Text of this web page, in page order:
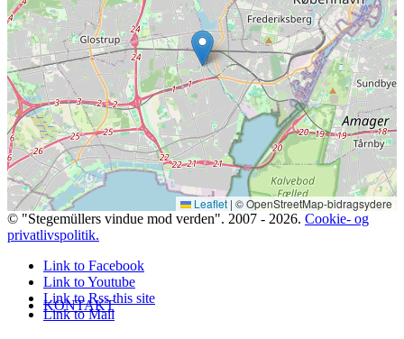
Mine 18.000 gravsten
Artikler om slægtsforskning
KONTAKT
Leaflet | © OpenStreetMap-bidragsydere
© "Stegemüllers vindue mod verden". 2007 - 2026. Cookie- og
privatlivspolitik.
Link to Facebook
Link to Youtube
Link to Rss this site
Link to Mail